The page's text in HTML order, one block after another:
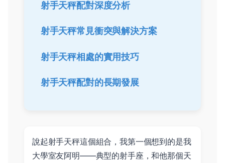
射手天秤配對深度分析
射手天秤常見衝突與解決方案
射手天秤相處的實用技巧
射手天秤配對的長期發展
說起射手天秤這個組合，我第一個想到的是我
大學室友阿明——典型的射手座，和他那個天